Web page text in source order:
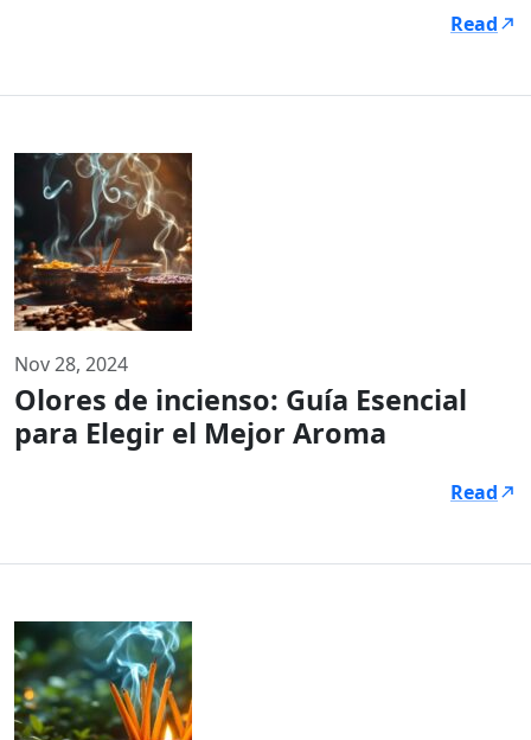
Read
Nov 28, 2024
Olores de incienso: Guía Esencial
para Elegir el Mejor Aroma
Read